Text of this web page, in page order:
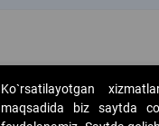
Ko`rsatilayotgan
maqsadida biz saytda